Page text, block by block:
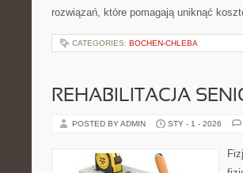
rozwiązań, które pomagają uniknąć
CATEGORIES: BOCHEN-CHLEBA
REHABILITACJA
POSTED BY ADMIN STY - 1 - 2026